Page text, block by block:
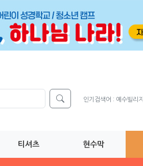
인기검색어 : 예수빌리지
티셔츠 현수막